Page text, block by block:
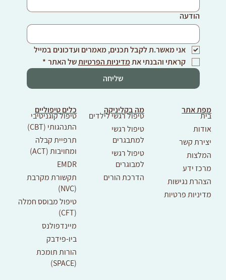
מפת אתר
בית
אודות
יצירת קשר
המלצות
מרכז ידע
הצהרת נגישות
מדיניות פרטיות
מה בקליניקה
טיפול רגשי לילדים
טיפול רגשי
למתבגרים
טיפול רגשי
למבוגרים
הדרכת הורים
כלים טיפוליים
טיפול קוגניטיבי
התנהגותי (CBT)
תרפיית קבלה
ומחויבות (ACT)
EMDR
תקשורת מקרבת
(NVC)
טיפול מבוסס חמלה
(CFT)
מיינדפולנס
ביו-פידבק
הורות תומכת
(SPACE)
הודעה
אני מאשר.ת לקבל תכנים, מאמרים ועדכונים במייל
קראתי והבנתי את מדיניות הפרטיות של האתר *
שליחה